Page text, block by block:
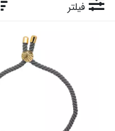
تماس با ما
فیلتر